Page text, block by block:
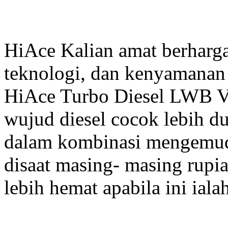
HiAce Kalian amat
teknologi, dan
HiAce Turbo Diesel LWB
wujud diesel cocok lebih
dalam kombinasi
disaat masing- masing
lebih hemat apabila ini